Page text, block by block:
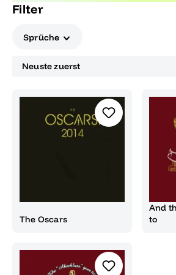
Erschaffe ein Event, das den goldenen
Filter
Sprüche
The Oscars
And
to